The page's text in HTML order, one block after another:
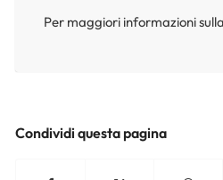
Per maggiori informazioni
Condividi questa pagina